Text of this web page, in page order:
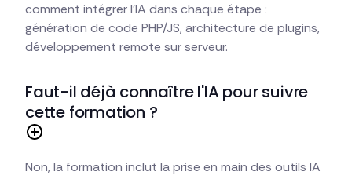
comment intégrer l'IA dans chaque étape :
génération de code PHP/JS, architecture de plugins,
développement remote sur serveur.
Faut-il déjà connaître l'IA pour suivre
cette formation ?
Non, la formation inclut la prise en main des outils IA